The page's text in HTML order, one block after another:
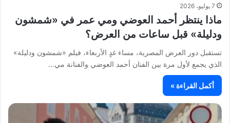
7 يوليو، 2026
ماذا ينتظر أحمد العوضي ومي عمر في «شمشون
ودليلة» قبل ساعات من العرض؟
تستقبل دور العرض المصرية، مساء غدٍ الأربعاء، فيلم «شمشون ودليلة»
الذي يجمع لأول مرة بين الفنان أحمد العوضي والفنانة مي…
أكمل القراءة »